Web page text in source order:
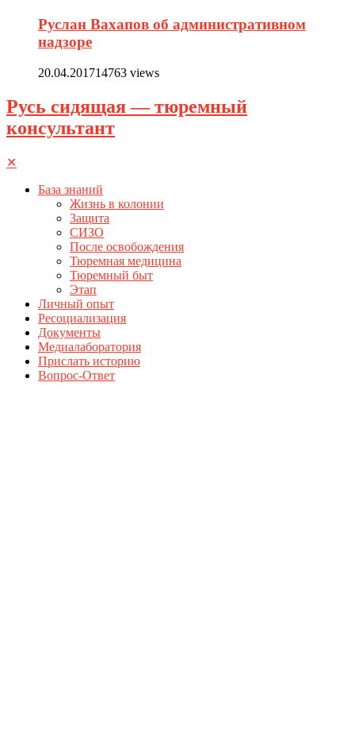
Руслан Вахапов об административном
надзоре
20.04.201714763 views
Русь сидящая — тюремный
консультант
✕
База знаний
Жизнь в колонии
Защита
СИЗО
После освобождения
Тюремная медицина
Тюремный быт
Этап
Личный опыт
Ресоциализация
Документы
Медиалаборатория
Прислать историю
Вопрос-Ответ